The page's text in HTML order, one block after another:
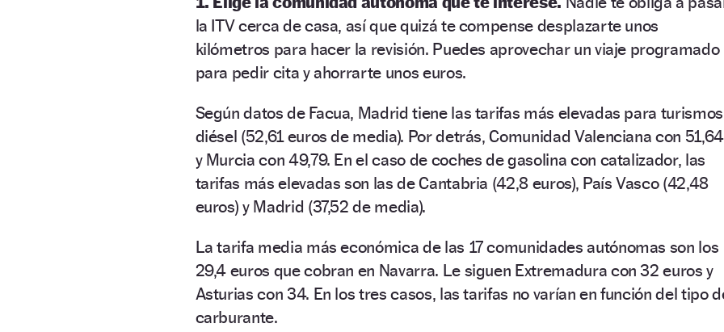
la ITV cerca de casa, así que quizá te compense desplazarte unos
kilómetros para hacer la revisión. Puedes aprovechar un viaje programado
para pedir cita y ahorrarte unos euros.
Según datos de Facua, Madrid tiene las tarifas más elevadas para turismos
diésel (52,61 euros de media). Por detrás, Comunidad Valenciana con 51,64
y Murcia con 49,79. En el caso de coches de gasolina con catalizador, las
tarifas más elevadas son las de Cantabria (42,8 euros), País Vasco (42,48
euros) y Madrid (37,52 de media).
La tarifa media más económica de las 17 comunidades autónomas son los
29,4 euros que cobran en Navarra. Le siguen Extremadura con 32 euros y
Asturias con 34. En los tres casos, las tarifas no varían en función del tipo
carburante.